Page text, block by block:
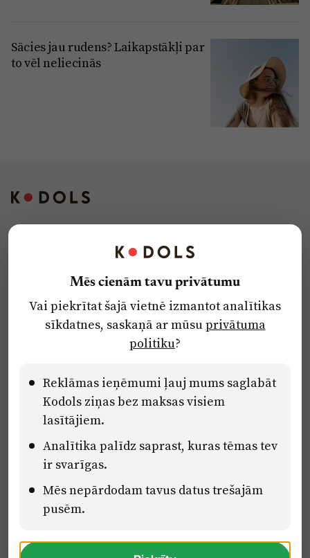
Sācies jau rudens? Laikapstākļi par
to vēl neliecinās
Privātuma politika
Ētikas kodekss
Pārredzamības paziņojumi
Eiropas Savienības Atveseļošanas un noturības mehānisma plāna
2.2. reformu un investīciju virziena “Uzņēmumu digitālā
transformācija un inovācijas” 2.2.1.5.i. investīcijas “Mediju nozares
uzņēmumu digitālās transformācijas veicināšana” pasākuma
“Mācības mediju nozares speciālistu digitālās kompetences un
zināšanu pilnveidošanai” projektā Latvijas Mediju nozares
kompetenču centrs (2.2.1.5.i.0/2/24/A/CFLA/001).
Mēs cienām tavu privātumu
Vai piekrītat šajā vietnē izmantot analītikas
sīkdatnes, saskaņā ar mūsuprivātuma
politiku?
Reklāmas ieņēmumi ļauj mums saglabāt
Kodols ziņas bez maksas visiem
lasītājiem.
Analītika palīdz saprast, kuras tēmas tev
ir svarīgas.
Mēs nepārdodam tavus datus trešajām
pusēm.